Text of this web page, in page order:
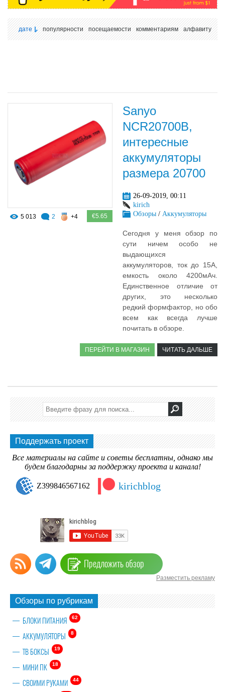
дате популярности посещаемости комментариям алфавиту
5 013 2 +4 €5.65
Sanyo
NCR20700B,
интересные
аккумуляторы
размера 20700
26-09-2019, 00:11
kirich
Обзоры / Аккумуляторы
Сегодня у меня обзор по
сути ничем особо не
выдающихся
аккумуляторов, ток до 15А,
емкость около 4200мАч.
Единственное отличие от
других, это несколько
редкий формфактор, но обо
всем как всегда лучше
почитать в обзоре.
ПЕРЕЙТИ В МАГАЗИН ЧИТАТЬ ДАЛЬШЕ
Поддержать проект
Все материалы на сайте и советы бесплатны, однако мы
будем благодарны за поддержку проекта и канала!
Z399846567162 kirichblog
Предложить обзор
Разместить рекламу
Обзоры по рубрикам
62
БЛОКИ ПИТАНИЯ
8
АККУМУЛЯТОРЫ
19
ТВ БОКСЫ
18
МИНИ ПК
44
СВОИМИ РУКАМИ